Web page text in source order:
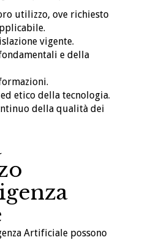
utilizzo, ove richiesto
vigente.
e della
etico della tecnologia.
della qualità dei
Artificiale possono